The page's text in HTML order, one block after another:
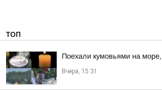
ТОП
Поехали кумовьями на
Вчера, 15:31